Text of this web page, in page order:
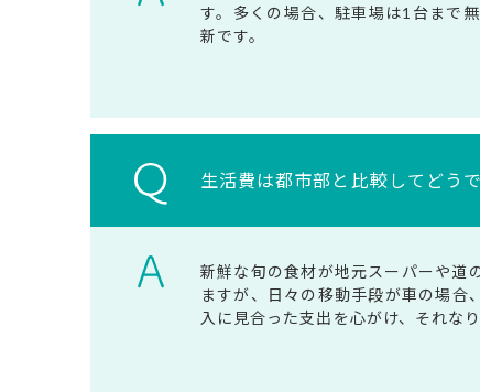
す。多くの場合、駐車場は1台まで
新です。
生活費は都市部と比較してどう
新鮮な旬の食材が地元スーパーや道
ますが、日々の移動手段が車の場合
入に見合った支出を心がけ、それな